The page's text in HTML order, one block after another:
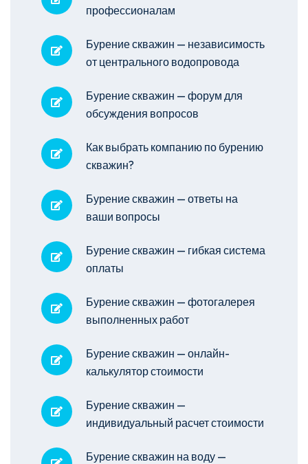
профессионалам
Бурение скважин — независимость
от центрального водопровода
Бурение скважин — форум для
обсуждения вопросов
Как выбрать компанию по бурению
скважин?
Бурение скважин — ответы на
ваши вопросы
Бурение скважин — гибкая система
оплаты
Бурение скважин — фотогалерея
выполненных работ
Бурение скважин — онлайн-
калькулятор стоимости
Бурение скважин —
индивидуальный расчет стоимости
Бурение скважин на воду —